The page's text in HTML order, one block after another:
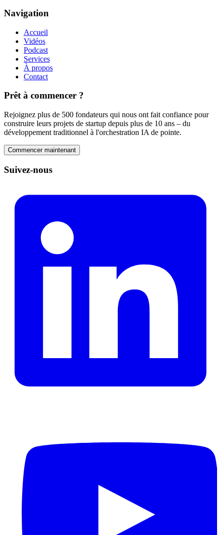
Navigation
Accueil
Vidéos
Podcast
Services
À propos
Contact
Prêt à commencer ?
Rejoignez plus de 500 fondateurs qui nous ont fait confiance pour
construire leurs projets de startup depuis plus de 10 ans – du
développement traditionnel à l'orchestration IA de pointe.
Commencer maintenant
Suivez-nous